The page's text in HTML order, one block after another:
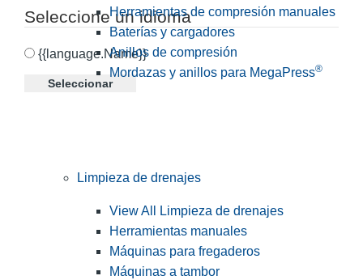
Seleccione un idioma
{{language.Name}}
Seleccionar
Herramientas de compresión manuales
Baterías y cargadores
Anillos de compresión
Mordazas y anillos para MegaPress®
Limpieza de drenajes
View All Limpieza de drenajes
Herramientas manuales
Máquinas para fregaderos
Máquinas a tambor